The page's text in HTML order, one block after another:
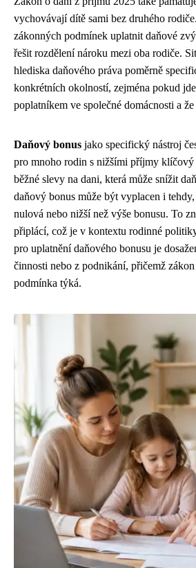
vychovávají dítě sami bez druhého
zákonných podmínek uplatnit daňové
řešit rozdělení nároku mezi oba rodiče.
hlediska daňového práva poměrně
konkrétních okolností, zejména pokud
poplatníkem ve společné domácnosti a
Daňový bonus jako specifický nástroj
pro mnoho rodin s nižšími příjmy
běžné slevy na dani, která může snížit
daňový bonus může být vyplacen i
nulová nebo nižší než výše bonusu. To
připlácí, což je v kontextu rodinné
pro uplatnění daňového bonusu je
činnosti nebo z podnikání, přičemž
podmínka týká.